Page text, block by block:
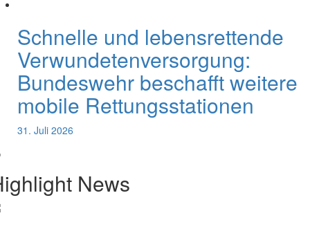
Schnelle und lebensrettende
Verwundetenversorgung:
Bundeswehr beschafft weitere
mobile Rettungsstationen
31. Juli 2026
News